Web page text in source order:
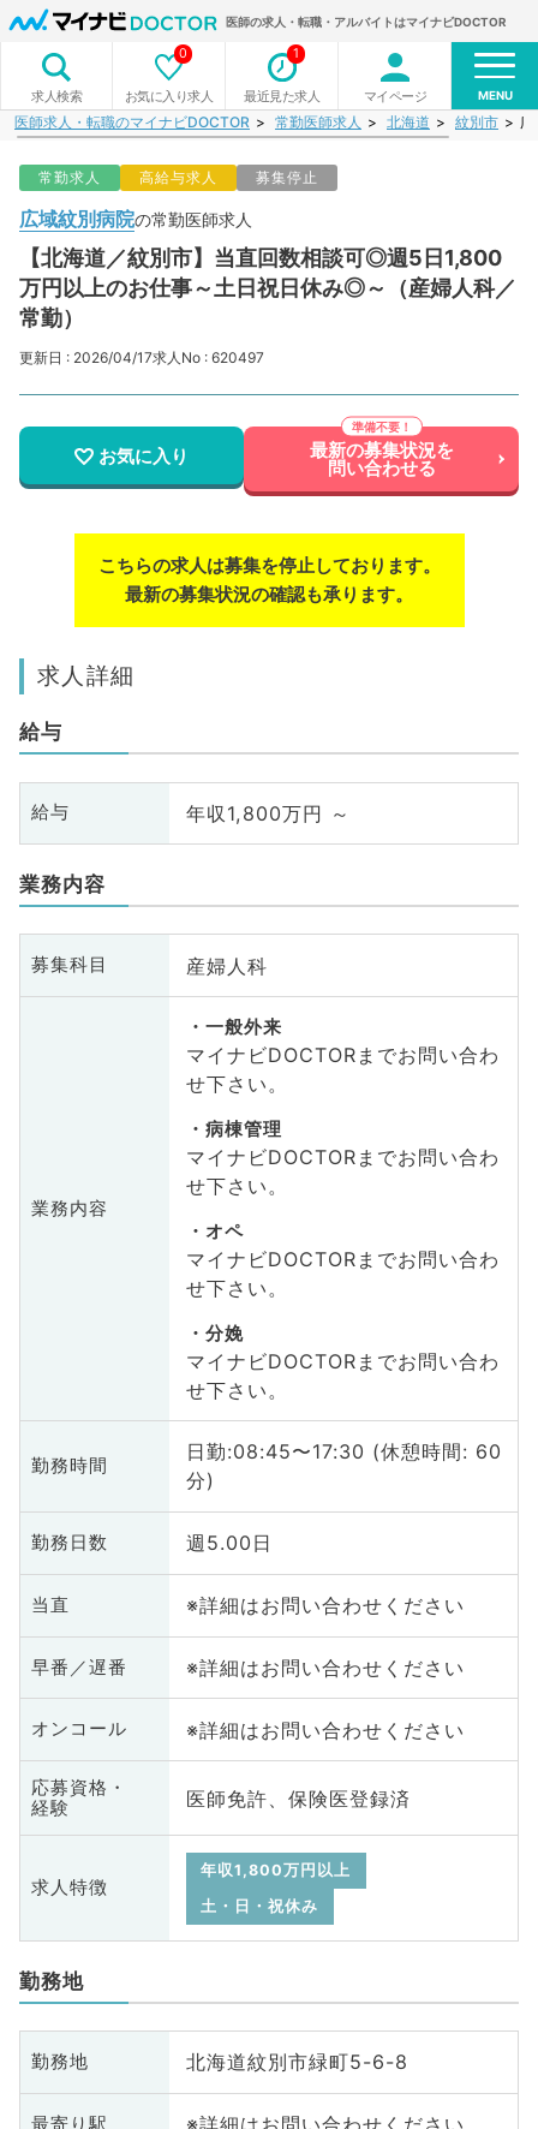
医師の求人・転職・アルバイトはマイナビDOCTOR
求人検索 お気に入り求人
0
最近見た求人
1
マイページ MENU
医師求人・転職のマイナビDOCTOR 常勤医師求人 北海道 紋別市
常勤求人 高給与求人 募集停止
広域紋別病院の常勤医師求人
【北海道／紋別市】当直回数相談可◎週5日1,800
万円以上のお仕事～土日祝日休み◎～（産婦人科／
常勤）
更新日 : 2026/04/17求人No : 620497
お気に入り 最新の募集状況を
問い合わせる
こちらの求人は募集を停止しております。
最新の募集状況の確認も承ります。
求人詳細
給与
給与 年収1,800万円 ～
業務内容
募集科目 産婦人科
業務内容
一般外来
マイナビDOCTORまでお問い合わ
せ下さい。
病棟管理
マイナビDOCTORまでお問い合わ
せ下さい。
オペ
マイナビDOCTORまでお問い合わ
せ下さい。
分娩
マイナビDOCTORまでお問い合わ
せ下さい。
勤務時間
日勤:08:45〜17:30 (休憩時間: 60
分)
勤務日数 週5.00日
当直 ※詳細はお問い合わせください
早番／遅番 ※詳細はお問い合わせください
オンコール ※詳細はお問い合わせください
応募資格・
経験
医師免許、保険医登録済
求人特徴
年収1,800万円以上
土・日・祝休み
勤務地
勤務地 北海道紋別市緑町5-6-8
最寄り駅